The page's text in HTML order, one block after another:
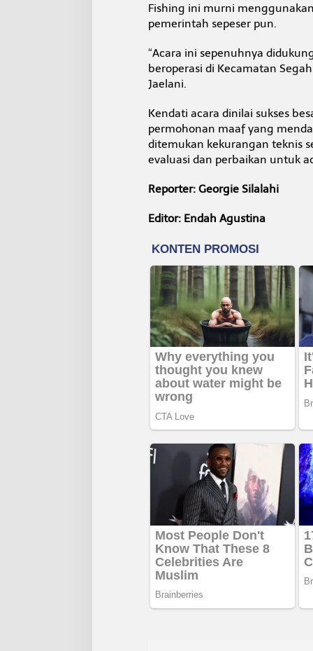
Fishing ini murni
pemerintah sepeser pun.
“Acara ini sepenuhnya
beroperasi di Kecamatan
Jaelani.
Kendati acara dinilai sukses
permohonan maaf yang
ditemukan kekurangan teknis
evaluasi dan perbaikan untuk
Reporter: Georgie Silalahi
Editor: Endah Agustina